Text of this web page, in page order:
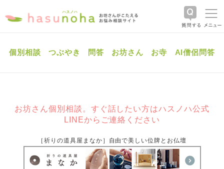
個別相談 つぶやき 問答 お坊さん お寺 AI僧侶問答
お坊さん個別相談。すぐ話したい方はハスノハ公式
LINEからご連絡ください
［祈りの道具屋まなか］自由で美しい位牌とお仏壇